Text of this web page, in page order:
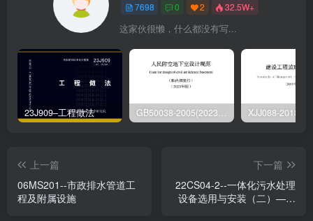
7698 0 2 32.5W+
这家伙很懒，什么都没有写...
23J909–工程做法 GB50038-2005(2023版)–人民防空地下室设计规范
上一篇
06MS201--市政排水管道工
程及附属设施
下一篇
22CS04-2--一体化污水处理
设备选用与安装（二）——